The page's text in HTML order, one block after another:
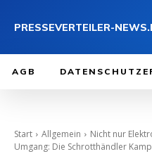
PRESSEVERTEILER-
AGB
Start Allgemein
Nicht nur
Umgang: Die Schrotthändler